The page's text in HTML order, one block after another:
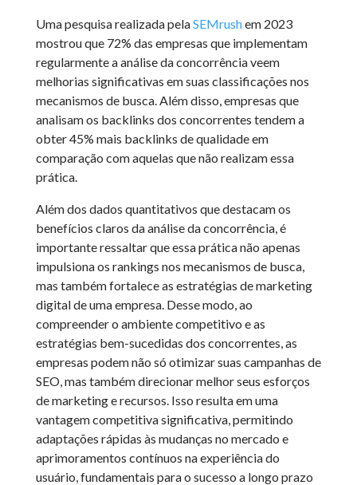
Uma pesquisa realizada pelaSEMrushem 2023
mostrou que 72% das empresas que implementam
regularmente a análise da concorrência veem
melhorias significativas em suas classificações nos
mecanismos de busca. Além disso, empresas que
analisam os backlinks dos concorrentes tendem a
obter 45% mais backlinks de qualidade em
comparação com aquelas que não realizam essa
prática.
Além dos dados quantitativos que destacam os
benefícios claros da análise da concorrência, é
importante ressaltar que essa prática não apenas
impulsiona os rankings nos mecanismos de busca,
mas também fortalece as estratégias de marketing
digital de uma empresa. Desse modo, ao
compreender o ambiente competitivo e as
estratégias bem-sucedidas dos concorrentes, as
empresas podem não só otimizar suas campanhas de
SEO, mas também direcionar melhor seus esforços
de marketing e recursos. Isso resulta em uma
vantagem competitiva significativa, permitindo
adaptações rápidas às mudanças no mercado e
aprimoramentos contínuos na experiência do
usuário, fundamentais para o sucesso a longo prazo